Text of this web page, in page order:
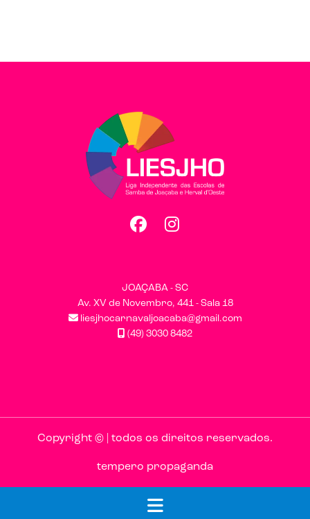
Instagram
JOAÇABA - SC
Av. XV de Novembro, 441 - Sala 18
liesjhocarnavaljoacaba@gmail.com
(49) 3030 8482
Copyright © | todos os direitos reservados.
tempero propaganda